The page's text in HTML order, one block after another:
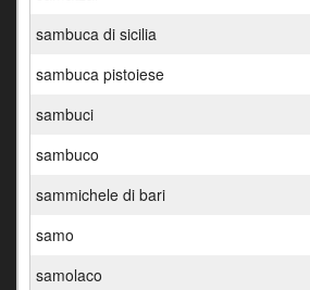
sambuca di sicilia
sambuca pistoiese
sambuci
sambuco
sammichele di bari
samo
samolaco